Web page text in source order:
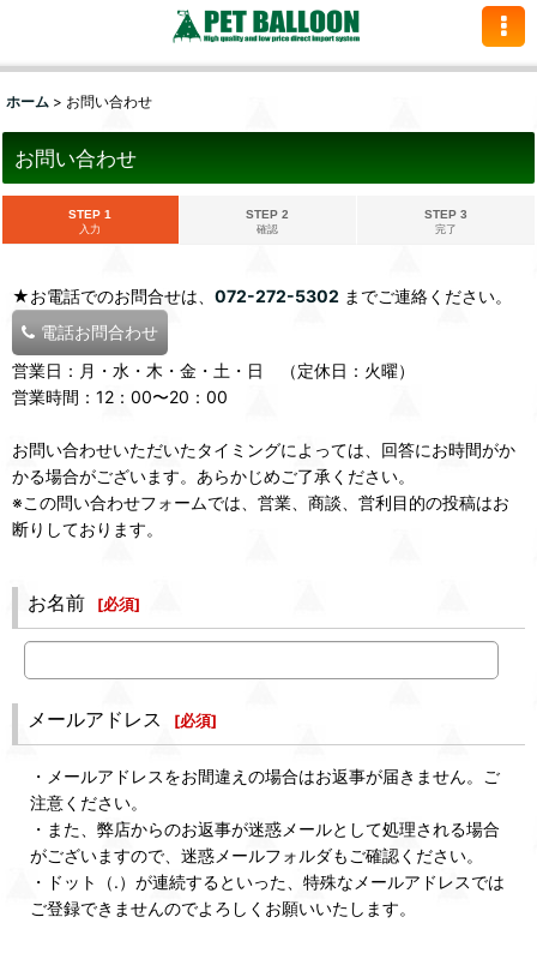
ホーム > お問い合わせ
お問い合わせ
STEP 1
入力
STEP 2
確認
STEP 3
完了
★お電話でのお問合せは、 072-272-5302 までご連絡ください。
電話お問合わせ
営業日：月・水・木・金・土・日 （定休日：火曜）
営業時間：12：00〜20：00
お問い合わせいただいたタイミングによっては、回答にお時間がか
かる場合がございます。あらかじめご了承ください。
※この問い合わせフォームでは、営業、商談、営利目的の投稿はお
断りしております。
お名前 [必須]
メールアドレス [必須]
・メールアドレスをお間違えの場合はお返事が届きません。ご
注意ください。
・また、弊店からのお返事が迷惑メールとして処理される場合
がございますので、迷惑メールフォルダもご確認ください。
・ドット（.）が連続するといった、特殊なメールアドレスでは
ご登録できませんのでよろしくお願いいたします。